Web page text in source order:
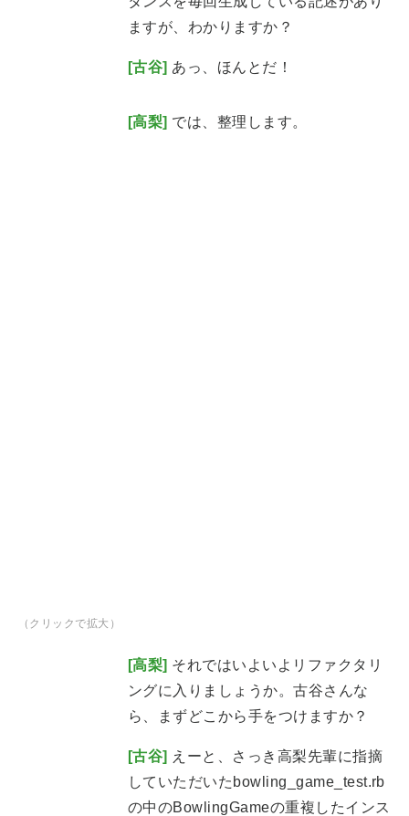
ますが、わかりますか？
[古谷] あっ、ほんとだ！
[高梨] では、整理します。
（クリックで拡大）
[高梨] それではいよいよリファクタリ
ングに入りましょうか。古谷さんな
ら、まずどこから手をつけますか？
[古谷] えーと、さっき高梨先輩に指摘
していただいたbowling_game_test.rb
の中のBowlingGameの重複したインス